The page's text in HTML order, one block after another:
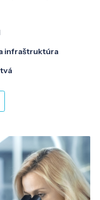
infraštruktúra